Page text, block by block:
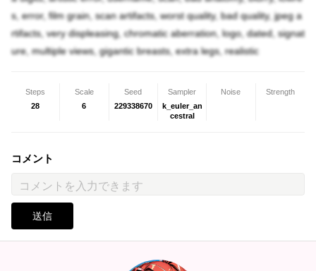
s, error, film grain, scan artifacts, worst quality, bad quality, jpeg a
rtifacts, very displeasing, chromatic aberration, logo, dated, signat
ure, multiple views, gigantic breasts, extra legs, realistic
Steps
28
Scale
6
Seed
229338670
Sampler
k_euler_an
cestral
Noise Strength
コメント
送信